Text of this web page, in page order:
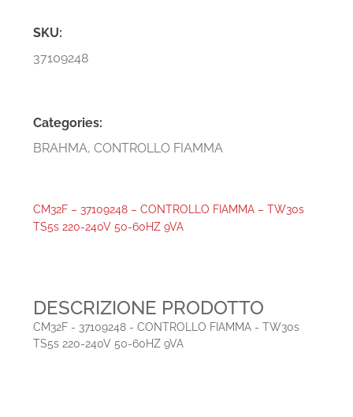
SKU:
37109248
Categories:
BRAHMA,CONTROLLO FIAMMA
CM32F – 37109248 – CONTROLLO FIAMMA – TW30s
TS5s 220-240V 50-60HZ 9VA
DESCRIZIONE PRODOTTO
CM32F - 37109248 - CONTROLLO FIAMMA - TW30s
TS5s 220-240V 50-60HZ 9VA